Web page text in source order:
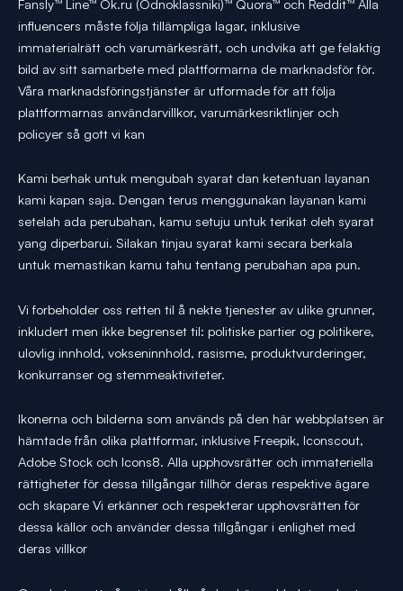
Fansly™ Line™ Ok.ru (Odnoklassniki)™ Quora™ och Reddit™ Alla
influencers måste följa tillämpliga lagar, inklusive
immaterialrätt och varumärkesrätt, och undvika att ge felaktig
bild av sitt samarbete med plattformarna de marknadsför för.
Våra marknadsföringstjänster är utformade för att följa
plattformarnas användarvillkor, varumärkesriktlinjer och
policyer så gott vi kan
Kami berhak untuk mengubah syarat dan ketentuan layanan
kami kapan saja. Dengan terus menggunakan layanan kami
setelah ada perubahan, kamu setuju untuk terikat oleh syarat
yang diperbarui. Silakan tinjau syarat kami secara berkala
untuk memastikan kamu tahu tentang perubahan apa pun.
Vi forbeholder oss retten til å nekte tjenester av ulike grunner,
inkludert men ikke begrenset til: politiske partier og politikere,
ulovlig innhold, vokseninnhold, rasisme, produktvurderinger,
konkurranser og stemmeaktiviteter.
Ikonerna och bilderna som används på den här webbplatsen är
hämtade från olika plattformar, inklusive Freepik, Iconscout,
Adobe Stock och Icons8. Alla upphovsrätter och immateriella
rättigheter för dessa tillgångar tillhör deras respektive ägare
och skapare Vi erkänner och respekterar upphovsrätten för
dessa källor och använder dessa tillgångar i enlighet med
deras villkor